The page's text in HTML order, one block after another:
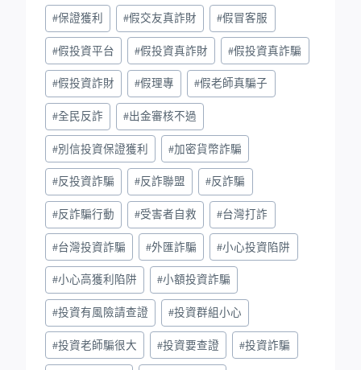
#保證獲利 #假交友真詐財 #假冒客服
#假投資平台 #假投資真詐財 #假投資真詐騙
#假投資詐財 #假理專 #假老師真騙子
#全民反詐 #出金審核不過
#別信投資保證獲利 #加密貨幣詐騙
#反投資詐騙 #反詐聯盟 #反詐騙
#反詐騙行動 #受害者自救 #台灣打詐
#台灣投資詐騙 #外匯詐騙 #小心投資陷阱
#小心高獲利陷阱 #小額投資詐騙
#投資有風險請查證 #投資群組小心
#投資老師騙很大 #投資要查證 #投資詐騙